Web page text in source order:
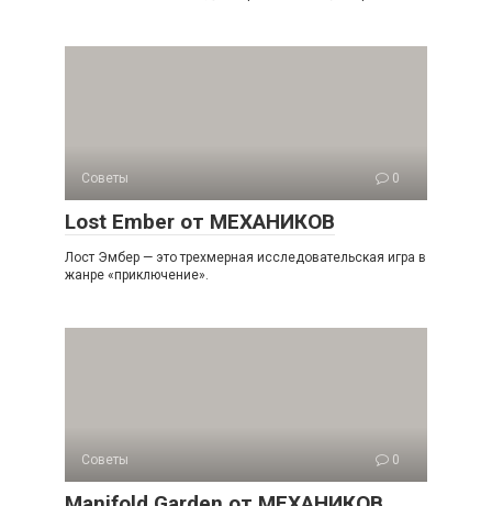
Советы 0
Lost Ember от МЕХАНИКОВ
Лост Эмбер — это трехмерная исследовательская игра в
жанре «приключение».
Советы 0